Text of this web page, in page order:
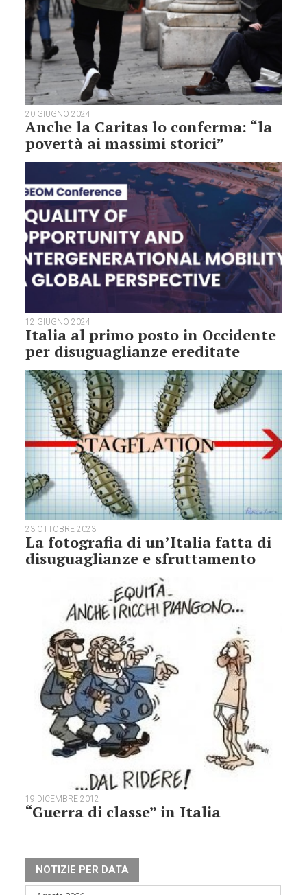
20 GIUGNO 2024
Anche la Caritas lo conferma: “la
povertà ai massimi storici”
12 GIUGNO 2024
Italia al primo posto in Occidente
per disuguaglianze ereditate
23 OTTOBRE 2023
La fotografia di un’Italia fatta di
disuguaglianze e sfruttamento
19 DICEMBRE 2012
“Guerra di classe” in Italia
NOTIZIE PER DATA